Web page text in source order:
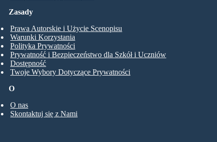
O
O nas
Skontaktuj się z Nami
Zasady
Prawa Autorskie i Użycie Scenopisu
Warunki Korzystania
Polityka Prywatności
Prywatność i Bezpieczeństwo dla Szkół i Uczniów
Dostępność
Twoje Wybory Dotyczące Prywatności